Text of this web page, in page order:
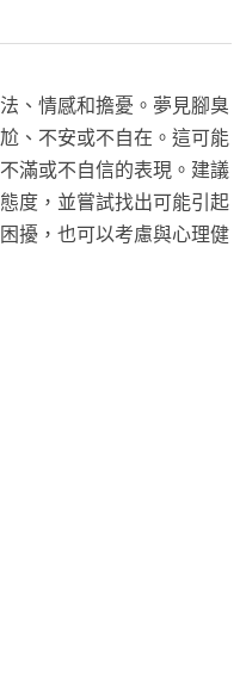
、情感和擔憂。夢見腳臭
、不安或不自在。這可能
滿或不自信的表現。建議
度，並嘗試找出可能引起
擾，也可以考慮與心理健